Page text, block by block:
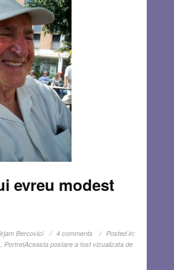
evreu modest
Bercovici 4 comments
Posted in:
PortretAceasta postare a fost vizualizata de